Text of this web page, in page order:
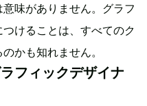
味がありません。グラフ
けることは、すべてのク
かも知れません。
フィックデザイナ